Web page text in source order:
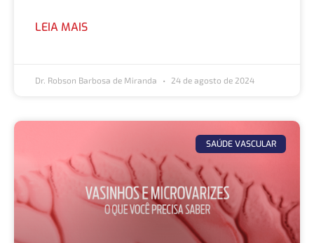
LEIA MAIS
Dr. Robson Barbosa de Miranda 24 de agosto de 2024
SAÚDE VASCULAR